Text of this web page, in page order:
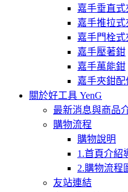
嘉手垂直式
嘉手推拉式
嘉手門栓式
嘉手壓著鉗
嘉手萬能鉗
嘉手夾鉗配
關於好工具 YenG
最新消息與商品
購物流程
購物說明
1.首頁介紹
2.購物流程
友站連結